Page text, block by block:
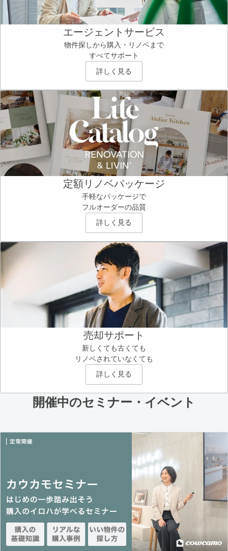
エージェントサービス
物件探しから購入・リノベまで
すべてサポート
詳しく見る
定額リノベパッケージ
手軽なパッケージで
フルオーダーの品質
詳しく見る
売却サポート
新しくても古くても
リノベされていなくても
詳しく見る
開催中のセミナー・イベント